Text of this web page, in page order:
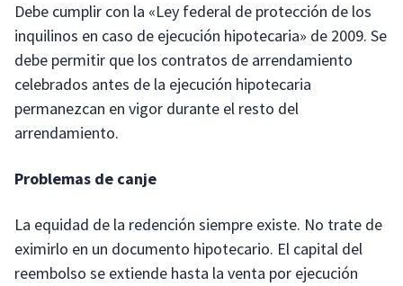
Debe cumplir con la «Ley federal de protección de los
inquilinos en caso de ejecución hipotecaria» de 2009. Se
debe permitir que los contratos de arrendamiento
celebrados antes de la ejecución hipotecaria
permanezcan en vigor durante el resto del
arrendamiento.
Problemas de canje
La equidad de la redención siempre existe. No trate de
eximirlo en un documento hipotecario. El capital del
reembolso se extiende hasta la venta por ejecución